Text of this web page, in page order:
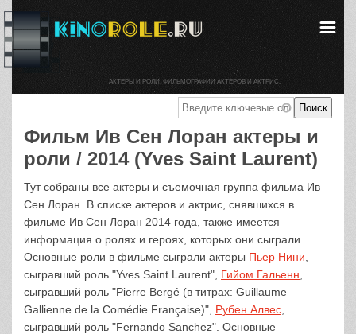
Фильм Ив Сен Лоран актеры и
роли / 2014 (Yves Saint Laurent)
Тут собраны все актеры и съемочная группа фильма Ив
Сен Лоран. В списке актеров и актрис, снявшихся в
фильме Ив Сен Лоран 2014 года, также имеется
информация о ролях и героях, которых они сыграли.
Основные роли в фильме сыграли актеры Пьер Нини
сыгравший роль "Yves Saint Laurent", Гийом Гальенн
сыгравший роль "Pierre Bergé (в титрах: Guillaume
Gallienne de la Comédie Française)", Рубен Алвес
сыгравший роль "Fernando Sanchez". Основные
АКТЕРЫ И РОЛИ. ФИЛЬМОГРАФИИ АКТЕРОВ И АКТРИС.